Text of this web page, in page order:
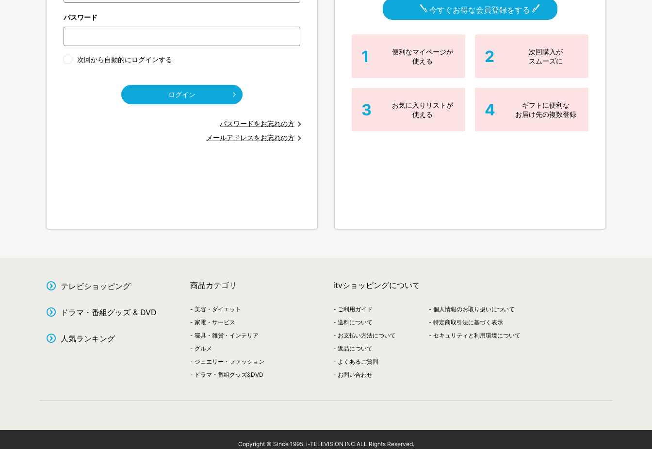
パスワード
次回から自動的にログインする
ログイン
パスワードをお忘れの方
メールアドレスをお忘れの方
今すぐお得な会員登録をする
1
便利なマイページが
使える
2
次回購入が
スムーズに
3
お気に入りリストが
使える
4
ギフトに便利な
お届け先の複数登録
テレビショッピング
ドラマ・番組グッズ & DVD
人気ランキング
商品カテゴリ
美容・ダイエット
家電・サービス
寝具・雑貨・インテリア
グルメ
ジュエリー・ファッション
ドラマ・番組グッズ&DVD
itvショッピングについて
ご利用ガイド
送料について
お支払い方法について
返品について
よくあるご質問
お問い合わせ
個人情報のお取り扱いについて
特定商取引法に基づく表示
セキュリティと利用環境について
Copyright © Since 1995, i-TELEVISION INC.ALL Rights Reserved.